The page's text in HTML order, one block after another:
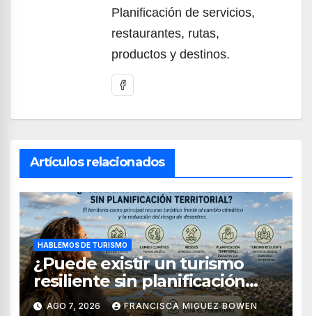
Planificación de servicios,
restaurantes, rutas,
productos y destinos.
Artículos relacionados
HABLEMOS DE TURISMO
¿Puede existir un turismo
resiliente sin planificación
territorial?
AGO 7, 2026 FRANCISCA MIGUEZ BOWEN